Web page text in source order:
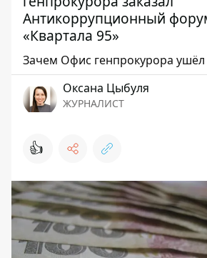
Антикоррупционный
«Квартала 95»
Зачем Офис генпрокурора ушёл
Оксана Цыбуля
ЖУРНАЛИСТ
👍